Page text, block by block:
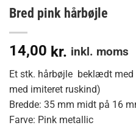
Bred pink hårbøjle
14,00 kr. inkl. moms
Et stk. hårbøjle beklædt med
med imiteret ruskind)
Bredde: 35 mm midt på 16
Farve: Pink metallic